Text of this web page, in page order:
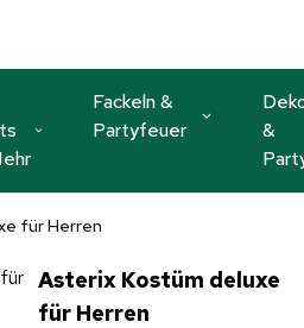
Fackeln &
Partyfeuer
&
für Herren
Asterix Kostüm deluxe
für Herren